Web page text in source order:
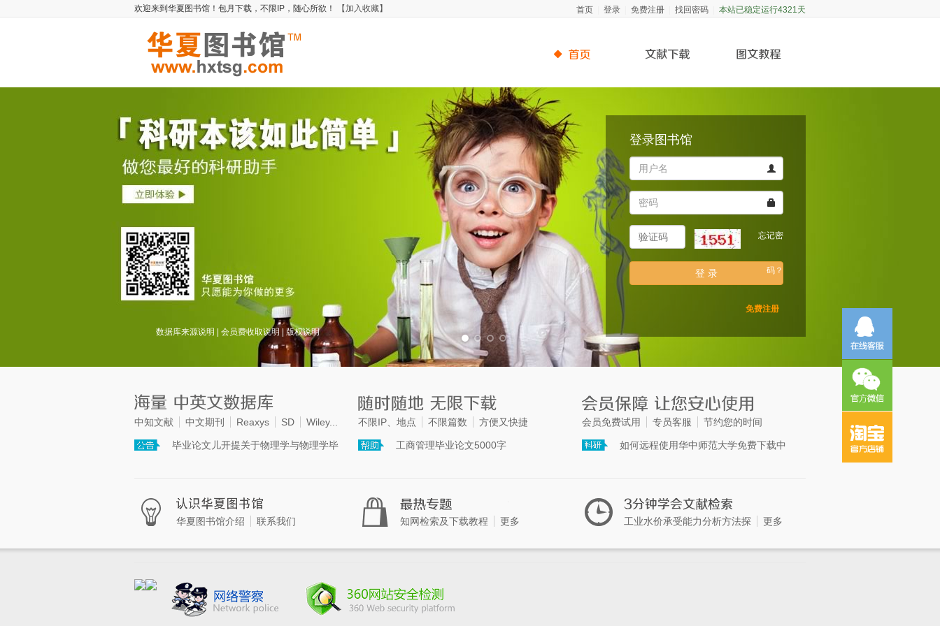
欢迎来到华夏图书馆！包月下载，不限IP，随心所欲！ 【加入收藏】 首页 登录 免费注册 找回密码 本站已稳定运行4321天
登录图书馆
名
码
忘记密
码？
免费注册
数据库来源说明 会员费收取说明 版权说明
中知文献 中文期刊 Reaxys SD Wiley...
毕业论文儿开提关于物理学与物理学毕
不限IP、地点 不限篇数 方便又快捷
工商管理毕业论文5000字
会员免费试用 专员客服 节约您的时间
如何远程使用华中师范大学免费下载中
华夏图书馆介绍 联系我们 知网检索及下载教程 更多 工业水价承受能力分析方法探 更多